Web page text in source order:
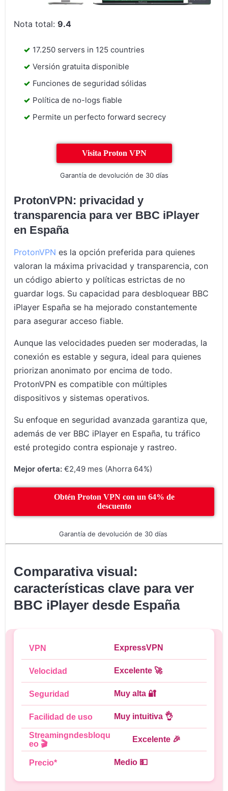
Nota total:9.4
17.250 servers in 125 countries
Versión gratuita disponible
Funciones de seguridad sólidas
Política de no-logs fiable
Permite un perfecto forward secrecy
Visita Proton VPN
Garantía de devolución de 30 días
ProtonVPN: privacidad y
transparencia para ver BBC iPlayer
en España
ProtonVPN es la opción preferida para quienes
valoran la máxima privacidad y transparencia, con
un código abierto y políticas estrictas de no
guardar logs. Su capacidad para desbloquear BBC
iPlayer España se ha mejorado constantemente
para asegurar acceso fiable.
Aunque las velocidades pueden ser moderadas, la
conexión es estable y segura, ideal para quienes
priorizan anonimato por encima de todo.
ProtonVPN es compatible con múltiples
dispositivos y sistemas operativos.
Su enfoque en seguridad avanzada garantiza que,
además de ver BBC iPlayer en España, tu tráfico
esté protegido contra espionaje y rastreo.
Mejor oferta: €2,49 mes (Ahorra 64%)
Obtén Proton VPN con un 64% de
descuento
Garantía de devolución de 30 días
Comparativa visual:
características clave para ver
BBC iPlayer desde España
ExpressVPN
Excelente 🚀
Muy alta 🔐
Muy intuitiva 👌
Excelente 🎉
Medio 💵